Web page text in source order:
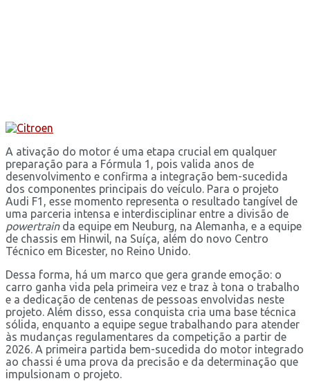
A ativação do motor é uma etapa crucial em qualquer
preparação para a Fórmula 1, pois valida anos de
desenvolvimento e confirma a integração bem-sucedida
dos componentes principais do veículo. Para o projeto
Audi F1, esse momento representa o resultado tangível de
uma parceria intensa e interdisciplinar entre a divisão de
powertrainda equipe em Neuburg, na Alemanha, e a equipe
de chassis em Hinwil, na Suíça, além do novo Centro
Técnico em Bicester, no Reino Unido.
Dessa forma, há um marco que gera grande emoção: o
carro ganha vida pela primeira vez e traz à tona o trabalho
e a dedicação de centenas de pessoas envolvidas neste
projeto. Além disso, essa conquista cria uma base técnica
sólida, enquanto a equipe segue trabalhando para atender
às mudanças regulamentares da competição a partir de
2026. A primeira partida bem-sucedida do motor integrado
ao chassi é uma prova da precisão e da determinação que
impulsionam o projeto.